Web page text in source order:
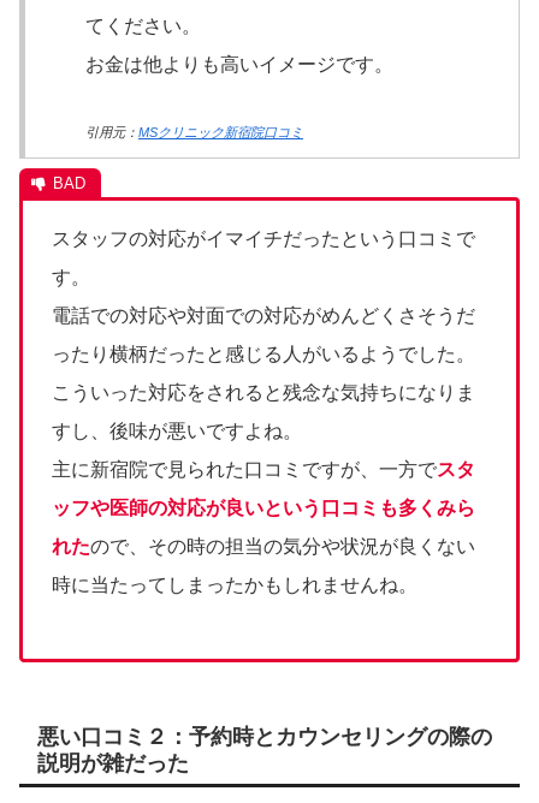
てください。
お金は他よりも高いイメージです。
引用元： MSクリニック新宿院口コミ
スタッフの対応がイマイチだったという口コミで
す。
電話での対応や対面での対応がめんどくさそうだ
ったり横柄だったと感じる人がいるようでした。
こういった対応をされると残念な気持ちになりま
すし、後味が悪いですよね。
主に新宿院で見られた口コミですが、一方でスタ
ッフや医師の対応が良いという口コミも多くみら
れたので、その時の担当の気分や状況が良くない
時に当たってしまったかもしれませんね。
悪い口コミ２：予約時とカウンセリングの際の
説明が雑だった